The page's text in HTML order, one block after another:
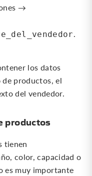
→
.
los datos
de productos, el
del vendedor.
productos
tienen
color, capacidad o
es muy importante